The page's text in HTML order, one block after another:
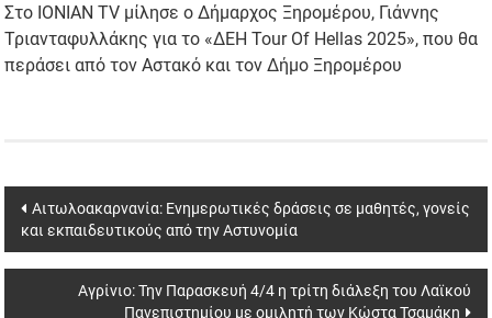
Στο ΙΟΝΙΑΝ TV μίλησε ο Δήμαρχος Ξηρομέρου, Γιάννης
Τριανταφυλλάκης για το «ΔΕΗ Tour Of Hellas 2025», που θα
περάσει από τον Αστακό και τον Δήμο Ξηρομέρου
Post
navigation
Αιτωλοακαρνανία: Ενημερωτικές δράσεις σε μαθητές, γονείς
και εκπαιδευτικούς από την Αστυνομία
Αγρίνιο: Την Παρασκευή 4/4 η τρίτη διάλεξη του Λαϊκού
Πανεπιστημίου με ομιλητή των Κώστα Τσαμάκη